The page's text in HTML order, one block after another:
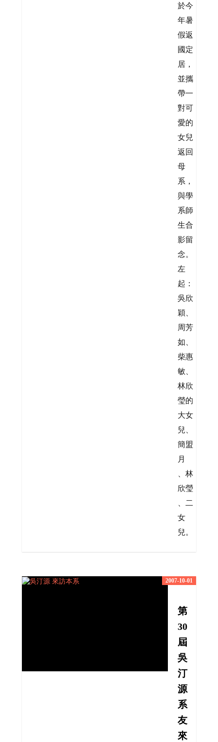
於今
年暑
假返
國定
居，
並攜
帶一
對可
愛的
女兒
返回
母
系，
與學
系師
生合
影留
念。
左
起：
吳欣
穎、
周芳
如、
柴惠
敏、
林欣
瑩的
大女
兒、
簡盟
月
、林
欣瑩
、二
女
兒。
2007-10-01
第
30
屆
吳
汀
源
系
友
來